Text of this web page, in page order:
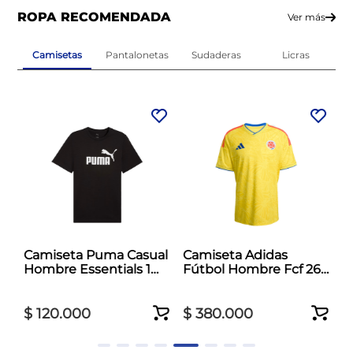
ROPA RECOMENDADA Ver más
Camisetas Pantalonetas Sudaderas Licras
Camiseta Puma Casual
Hombre Essentials 1
$ 120.000
Camiseta Adidas
Fútbol Hombre Fcf 26
$ 380.000